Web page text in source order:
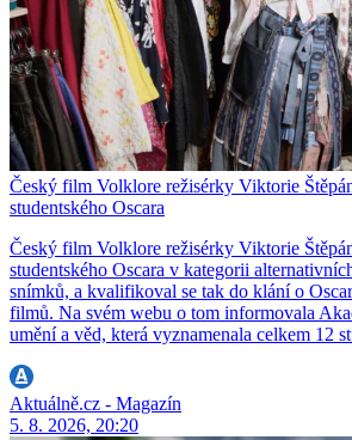
Český film Volklore režisérky Viktorie
studentského Oscara
Český film Volklore režisérky Viktorie
studentského Oscara v kategorii
snímků, a kvalifikoval se tak do klání o
filmů. Na svém webu o tom informovala
umění a věd, která vyznamenala celkem 12
Aktuálně.cz - Magazín
5. 8. 2026, 20:20